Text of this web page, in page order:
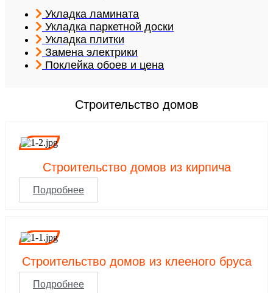
Укладка ламината
Укладка паркетной доски
Укладка плитки
Замена электрики
Поклейка обоев и цена
Строительство домов
Строительство домов из кирпича
Подробнее
Строительство домов из клееного бруса
Подробнее